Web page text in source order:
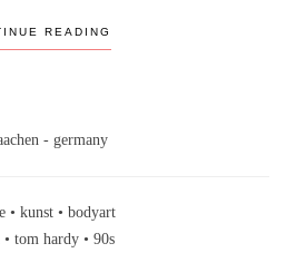
READING
- germany
• kunst • bodyart
• tom hardy • 90s